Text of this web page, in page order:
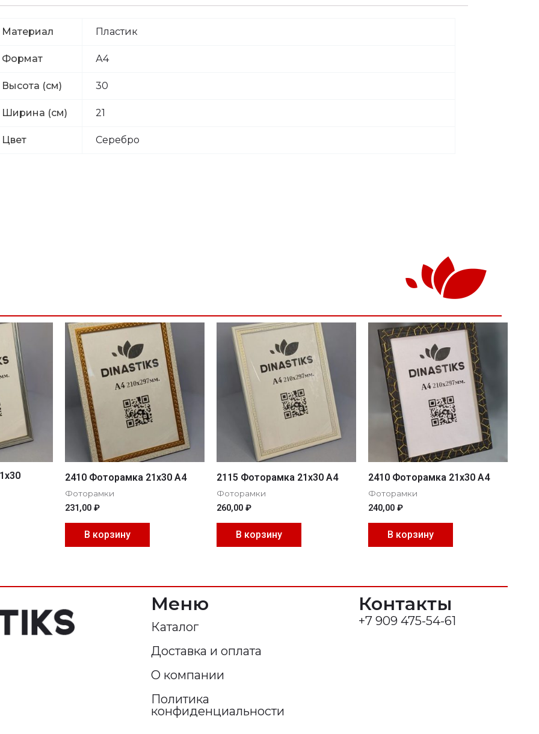
Материал Пластик
Формат А4
Высота (см) 30
Ширина (см) 21
Цвет Серебро
2410 Фоторамка 21х30 А4
Фоторамки
231,00 ₽
В корзину
2115 Фоторамка 21х30 А4
Фоторамки
260,00 ₽
В корзину
2410 Фоторамка 21х30 А4
Фоторамки
240,00 ₽
В корзину
Меню
Каталог
Доставка и оплата
О компании
Политика
конфиденциальности
Контакты
+7 909 475-54-61